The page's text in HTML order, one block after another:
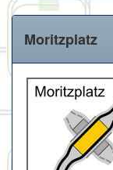
Moritzplatz